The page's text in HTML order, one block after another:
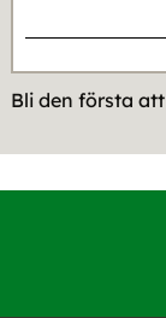
Bli den första